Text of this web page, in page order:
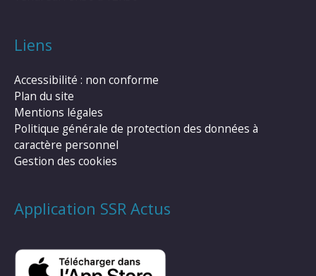
Liens
Accessibilité : non conforme
Plan du site
Mentions légales
Politique générale de protection des données à
caractère personnel
Gestion des cookies
Application SSR Actus